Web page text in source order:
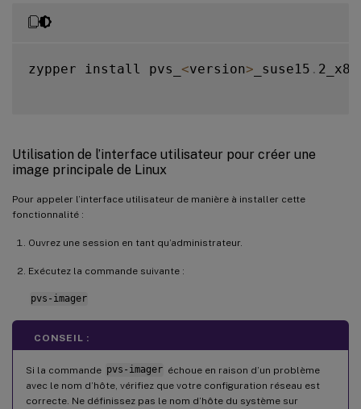
zypper install pvs_ <version> _suse15 .
Utilisation de l’interface utilisateur pour créer une
image principale de Linux
Pour appeler l’interface utilisateur de manière à installer cette
fonctionnalité :
Ouvrez une session en tant qu’administrateur.
Exécutez la commande suivante :
pvs-imager
CONSEIL :
Si la commande pvs-imager échoue en raison d’un problème
avec le nom d’hôte, vérifiez que votre configuration réseau est
correcte. Ne définissez pas le nom d’hôte du système sur